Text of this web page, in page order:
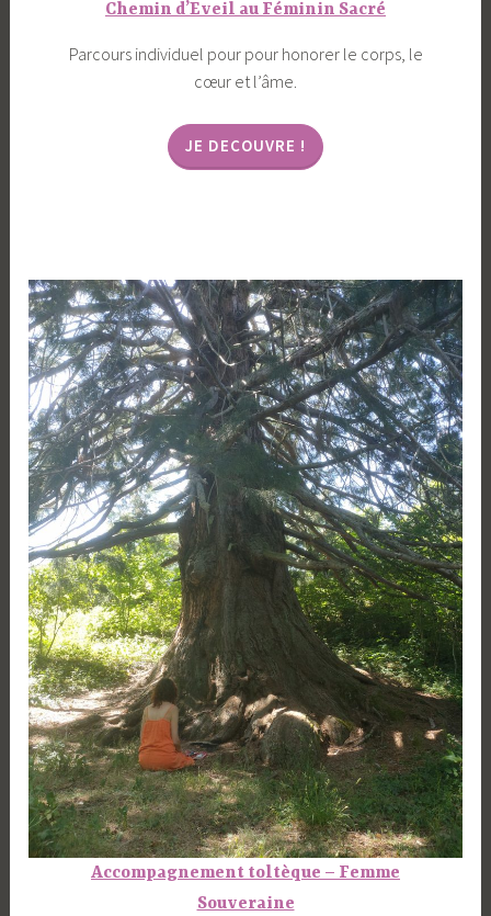
Chemin d’Eveil au Féminin Sacré
Parcours individuel pour pour honorer le corps, le
cœur et l’âme.
JE DECOUVRE !
Accompagnement toltèque – Femme
Souveraine